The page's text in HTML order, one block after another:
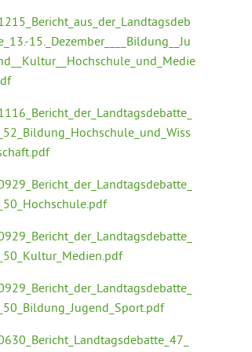
15._Dezember____Bildung__Ju